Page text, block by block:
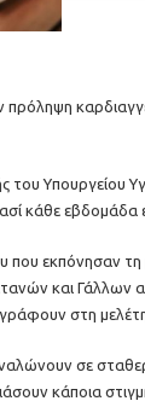
του Υπουργείου
κάθε εβδομάδα
που εκπόνησαν τη
και Γάλλων
στη
σε
κάποια